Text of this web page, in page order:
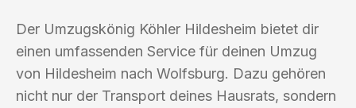
Der Umzugskönig Köhler Hildesheim bietet dir
einen umfassenden Service für deinen Umzug
von Hildesheim nach Wolfsburg. Dazu gehören
nicht nur der Transport deines Hausrats, sondern